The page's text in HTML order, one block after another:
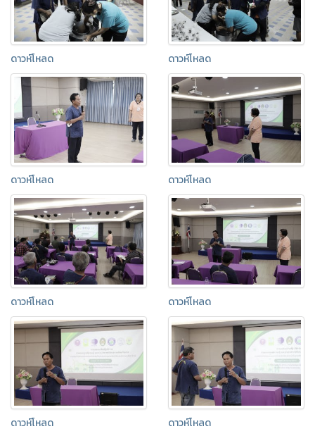
ดาวห์โหลด ดาวห์โหลด
ดาวห์โหลด ดาวห์โหลด
ดาวห์โหลด ดาวห์โหลด
ดาวห์โหลด ดาวห์โหลด